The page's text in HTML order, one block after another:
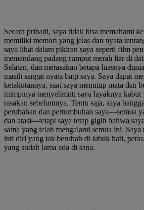
Secara pribadi, saya tidak bisa memahami
memiliki memori yang jelas dan nyata
saya lihat dalam pikiran saya seperti film
memandang padang rumput merah liar di
Selatan, dan merasakan betapa luasnya
masih sangat nyata bagi saya. Saya dapat
ketakutannya, saat saya menutup mata dan
mimpinya menyelimuti saya layaknya kabut
rasakan sebelumnya. Tentu saja, saya
perubahan dan pertumbuhan saya—semua
dan atasi—tetapi saya tetap gigih bahwa
sama yang telah mengalami semua ini.
inti diri yang tak berubah di lubuk hati,
yang sudah lama ada di sana.